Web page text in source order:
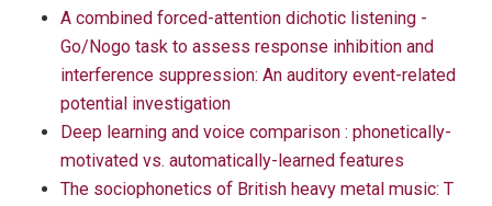
A combined forced-attention dichotic listening -
Go/Nogo task to assess response inhibition and
interference suppression: An auditory event-related
potential investigation
Deep learning and voice comparison : phonetically-
motivated vs. automatically-learned features
The sociophonetics of British heavy metal music: T